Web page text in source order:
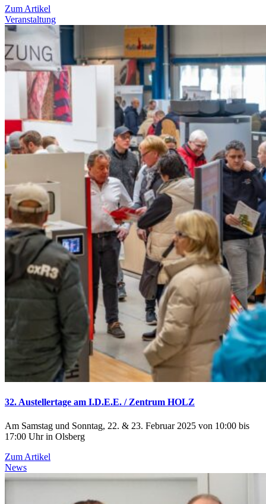
Zum Artikel
Veranstaltung
32. Austellertage am I.D.E.E. / Zentrum HOLZ
Am Samstag und Sonntag, 22. & 23. Februar 2025 von 10:00 bis
17:00 Uhr in Olsberg
Zum Artikel
News